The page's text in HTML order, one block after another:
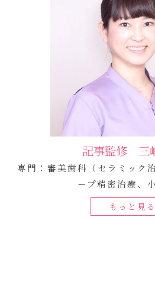
記事監修 三
専門：審美歯科（セラミック
ープ精密治療、
もっと見る